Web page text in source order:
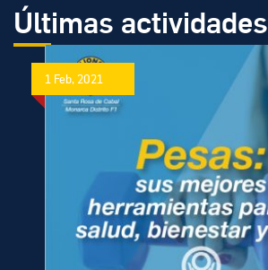
Últimas actividades
1 Feb, 2021